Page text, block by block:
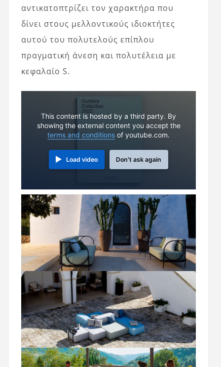
αντικατοπτρίζει τον χαρακτήρα που
δίνει στους μελλοντικούς ιδιοκτήτες
αυτού του πολυτελούς επίπλου
πραγματική άνεση και πολυτέλεια με
κεφαλαίο S.
This content is hosted by a third party. By
showing the external content you accept the
terms and conditions of youtube.com.
Load video Don't ask again